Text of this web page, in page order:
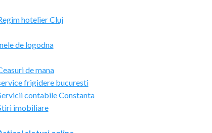
hotelier Cluj
de logodna
de mana
frigidere bucuresti
contabile Constanta
imobiliare